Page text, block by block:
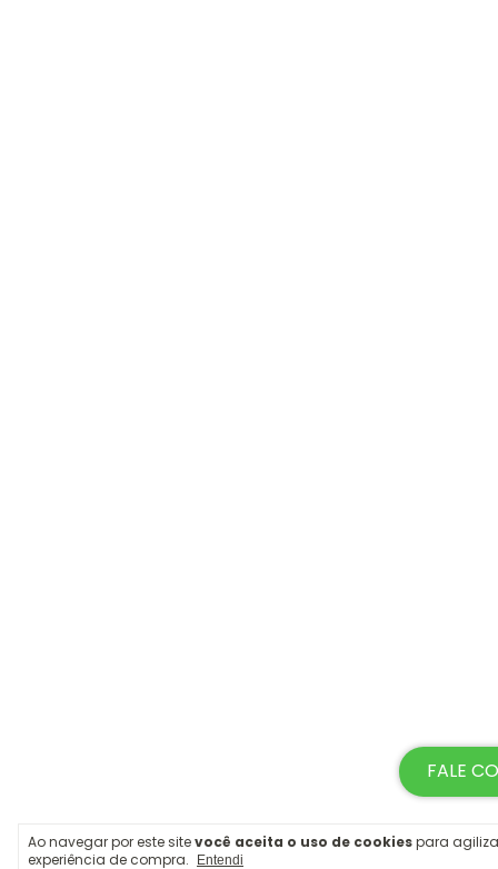
Ao navegar por este sitevocê aceita o uso de cookiespara
experiência de compra.
Entendi
FALE